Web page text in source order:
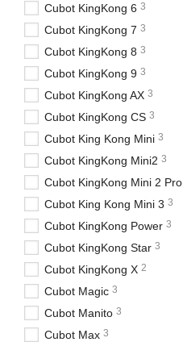
Cubot KingKong 6 3
Cubot KingKong 7 3
Cubot KingKong 8 3
Cubot KingKong 9 3
Cubot KingKong AX 3
Cubot KingKong CS 3
Cubot King Kong Mini 3
Cubot KingKong Mini2 3
Cubot KingKong Mini 2 Pro
Cubot King Kong Mini 3 3
Cubot KingKong Power 3
Cubot KingKong Star 3
Cubot KingKong X 2
Cubot Magic 3
Cubot Manito 3
Cubot Max 3